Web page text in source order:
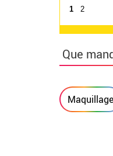
1 2
Que
Maquillage